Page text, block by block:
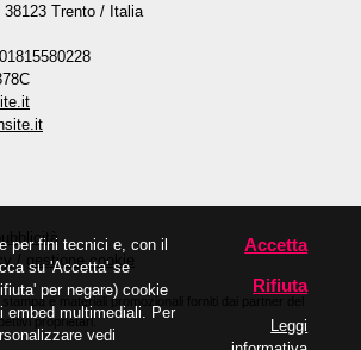
Trento / Italia
/ gestione cookie
e materiali promozionali forniti dai partner del
proprietari.
per fini tecnici e, con il
su 'Accetta' se
per negare) cookie
embed multimediali. Per
vedi
Accetta
Rifiuta
Leggi